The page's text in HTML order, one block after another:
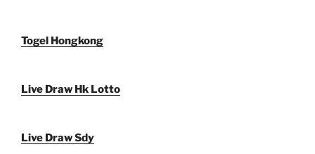
Togel Hongkong
Live Draw Hk Lotto
Live Draw Sdy